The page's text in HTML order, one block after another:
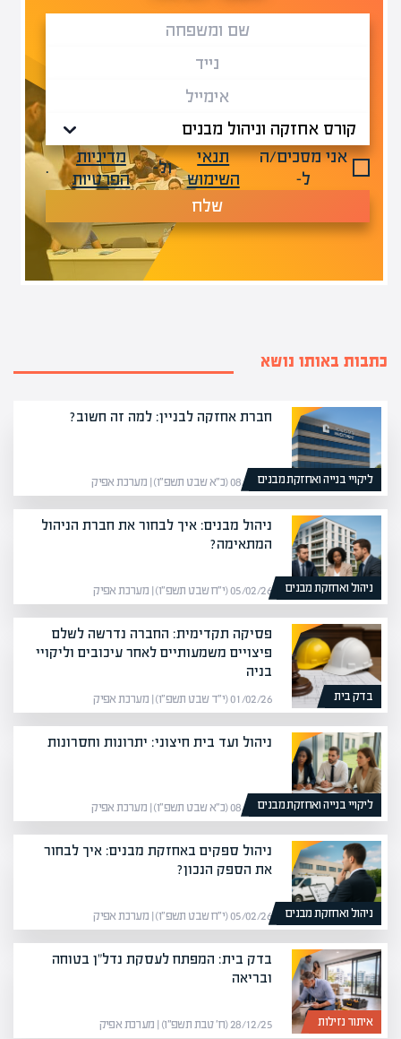
אני מסכים/ה
ל-
תנאי
השימוש
ול-
מדיניות
הפרטיות
.
שלח
כתבות באותו נושא
ליקויי בנייה ואחזקת מבנים
חברת אחזקה לבניין: למה זה חשוב?
08/02/26 (כ״א שבט תשפ״ו) | מערכת אפיק
ניהול ואחזקת מבנים
ניהול מבנים: איך לבחור את חברת הניהול
המתאימה?
05/02/26 (י״ח שבט תשפ״ו) | מערכת אפיק
בדק בית
פסיקה תקדימית: החברה נדרשה לשלם
פיצויים משמעותיים לאחר עיכובים וליקויי
בניה
01/02/26 (י״ד שבט תשפ״ו) | מערכת אפיק
ליקויי בנייה ואחזקת מבנים
ניהול ועד בית חיצוני: יתרונות וחסרונות
08/02/26 (כ״א שבט תשפ״ו) | מערכת אפיק
ניהול ואחזקת מבנים
ניהול ספקים באחזקת מבנים: איך לבחור
את הספק הנכון?
05/02/26 (י״ח שבט תשפ״ו) | מערכת אפיק
איתור נזילות
בדק בית: המפתח לעסקת נדל"ן בטוחה
ובריאה
28/12/25 (ח׳ טבת תשפ״ו) | מערכת אפיק